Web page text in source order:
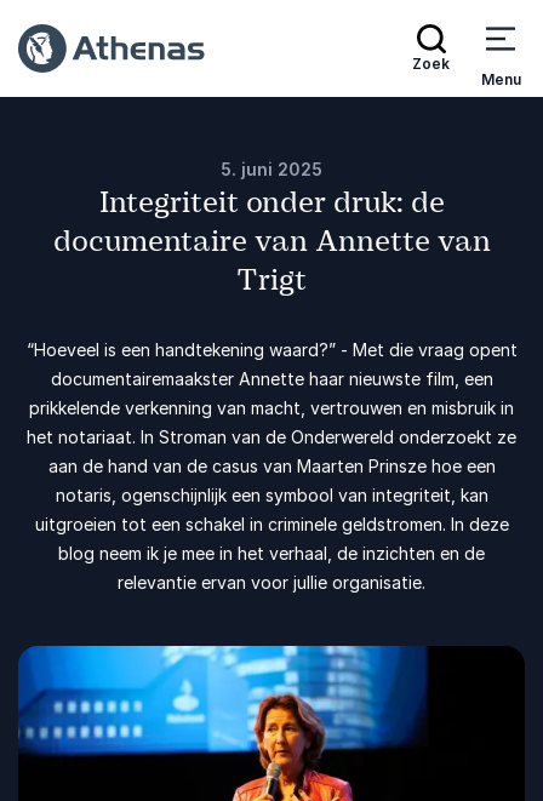
Zoek
Menu
5. juni 2025
Integriteit onder druk: de
documentaire van Annette van
Trigt
“Hoeveel is een handtekening waard?” - Met die vraag opent
documentairemaakster Annette haar nieuwste film, een
prikkelende verkenning van macht, vertrouwen en misbruik in
het notariaat. In Stroman van de Onderwereld onderzoekt ze
aan de hand van de casus van Maarten Prinsze hoe een
notaris, ogenschijnlijk een symbool van integriteit, kan
uitgroeien tot een schakel in criminele geldstromen. In deze
blog neem ik je mee in het verhaal, de inzichten en de
relevantie ervan voor jullie organisatie.